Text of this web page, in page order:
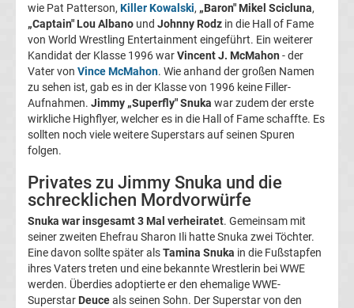
Tabellen
Ergebnisse
International:
La
Liga
La
Liga
Tabelle
wie Pat Patterson, Killer Kowalski, „Baron" Mikel Scicluna,
„Captain" Lou Albano und Johnny Rodz in die Hall of Fame
von World Wrestling Entertainment eingeführt. Ein weiterer
Kandidat der Klasse 1996 warVincent J. McMahon - der
Vater von Vince McMahon. Wie anhand der großen Namen
zu sehen ist, gab es in der Klasse von 1996 keine Filler-
Aufnahmen. Jimmy „Superfly" Snuka war zudem der erste
wirkliche Highflyer, welcher es in die Hall of Fame schaffte. Es
sollten noch viele weitere Superstars auf seinen Spuren
folgen.
Privates zu Jimmy Snuka und die
schrecklichen Mordvorwürfe
Snuka war insgesamt 3 Mal verheiratet. Gemeinsam mit
seiner zweiten Ehefrau Sharon Ili hatte Snuka zwei Töchter.
Eine davon sollte später alsTamina Snuka in die Fußstapfen
ihres Vaters treten und eine bekannte Wrestlerin bei WWE
werden. Überdies adoptierte er den ehemalige WWE-
Superstar Deuceals seinen Sohn. Der Superstar von den